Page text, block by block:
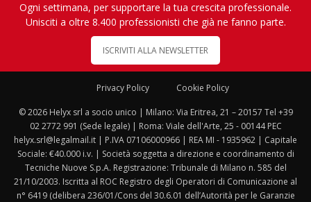
Ogni settimana, per supportare la tua crescita professionale.
Unisciti a oltre 8.400 professionisti che già ne fanno parte.
ISCRIVITI ALLA NEWSLETTER
Privacy Policy Cookie Policy
© 2026 Helyx srl a socio unico | Milano: Via Eritrea, 21 – 20157 Tel +39
02 2772 991 (Sede legale) | Roma: Viale dell'Arte, 25 - 00144 PEC
helyx.srl@legalmail.it | P.IVA 07106000966 | REA MI - 1935962 | Capitale
Sociale: €40.000 i.v. | Società soggetta a direzione e coordinamento di
Tecniche Nuove S.p.A. Registrazione: Tribunale di Milano n. 585 del
21/10/2003. Iscritta al ROC Registro degli Operatori di Comunicazione al
n° 6419 (delibera 236/01/Cons del 30.6.01 dell’Autorità per le Garanzie